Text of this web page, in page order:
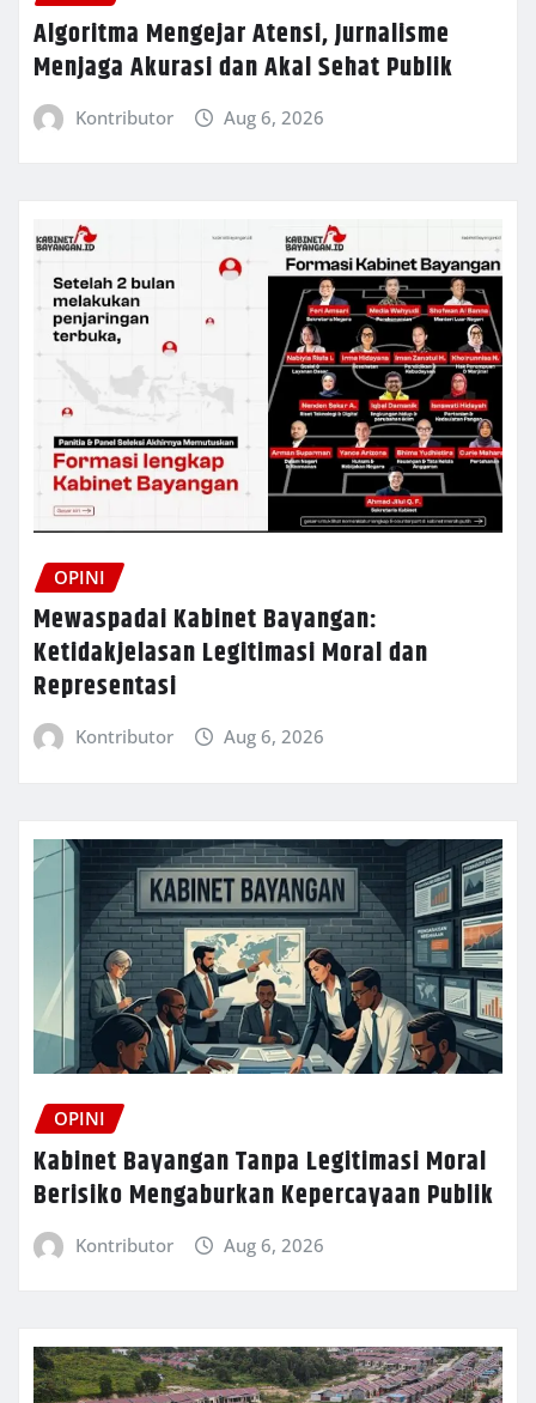
Algoritma Mengejar Atensi, Jurnalisme
Menjaga Akurasi dan Akal Sehat Publik
Kontributor Aug 6, 2026
OPINI
Mewaspadai Kabinet Bayangan:
Ketidakjelasan Legitimasi Moral dan
Representasi
Kontributor Aug 6, 2026
OPINI
Kabinet Bayangan Tanpa Legitimasi Moral
Berisiko Mengaburkan Kepercayaan Publik
Kontributor Aug 6, 2026